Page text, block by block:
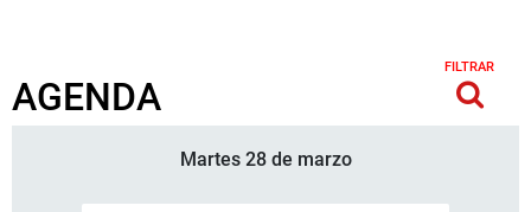
AGENDA
FILTRAR
Martes 28 de marzo